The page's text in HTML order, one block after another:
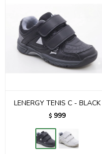
LENERGY TENIS C - BLACK
$ 999